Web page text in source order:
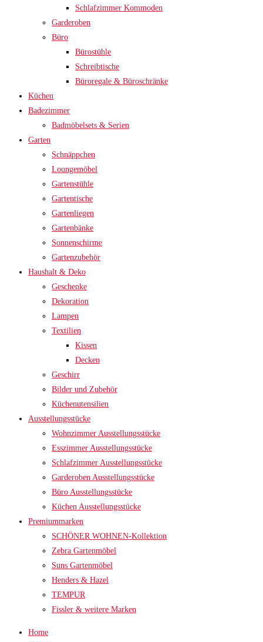
Schlafzimmer Kommoden
Garderoben
Büro
Bürostühle
Schreibtische
Büroregale & Büroschränke
Küchen
Badezimmer
Badmöbelsets & Serien
Garten
Schnäppchen
Loungemöbel
Gartenstühle
Gartentische
Gartenliegen
Gartenbänke
Sonnenschirme
Gartenzubehör
Haushalt & Deko
Geschenke
Dekoration
Lampen
Textilien
Kissen
Decken
Geschirr
Bilder und Zubehör
Küchenutensilien
Ausstellungsstücke
Wohnzimmer Ausstellungsstücke
Esszimmer Ausstellungsstücke
Schlafzimmer Ausstellungsstücke
Garderoben Ausstellungsstücke
Büro Ausstellungsstücke
Küchen Ausstellungsstücke
Premiummarken
SCHÖNER WOHNEN-Kollektion
Zebra Gartenmöbel
Suns Gartenmöbel
Henders & Hazel
TEMPUR
Fissler & weitere Marken
Home